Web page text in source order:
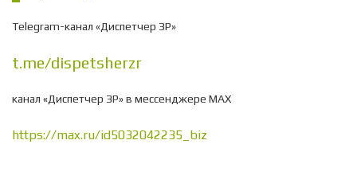
Telegram-канал «Диспетчер ЗР»
t.me/dispetsherzr
канал «Диспетчер ЗР» в мессенджере МАХ
https://max.ru/id5032042235_biz